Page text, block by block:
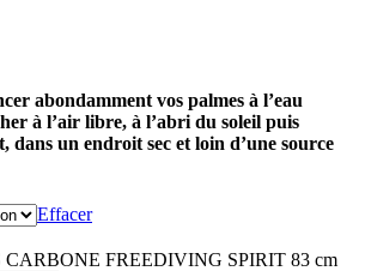
abondamment vos palmes à l’eau
à l’air libre, à l’abri du soleil puis
dans un endroit sec et loin d’une source
Effacer
CARBONE FREEDIVING SPIRIT 83 cm